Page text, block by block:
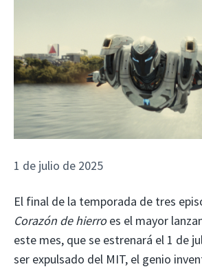
1 de julio de 2025
El final de la temporada de tres
Corazón de hierroes el mayor
este mes, que se estrenará el 1 de
ser expulsado del MIT, el genio